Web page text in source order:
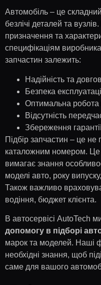
Автомобіль – це
безлічі деталей та
призначення та
специфікаціям
запчастин залежить:
Надійність та
Безпека
Оптимальна робота
Відсутність
Збереження
Підбір запчастин – це не
каталожним номером. Це
вимагає знання
моделі авто, року
Також важливо
водіння, бюджет клієнта.
В автосервісі AutoTech
допомогу в підборі
марок та моделей. Наші
необхідні знання, щоб
саме для вашого